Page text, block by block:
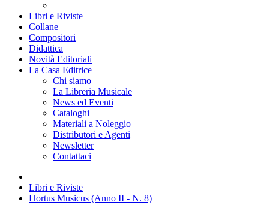
Libri e Riviste
Collane
Compositori
Didattica
Novità Editoriali
La Casa Editrice
Chi siamo
La Libreria Musicale
News ed Eventi
Cataloghi
Materiali a Noleggio
Distributori e Agenti
Newsletter
Contattaci
Libri e Riviste
Hortus Musicus (Anno II - N. 8)